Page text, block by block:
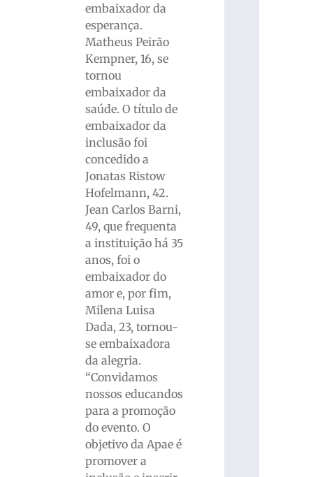
embaixador da
esperança.
Matheus Peirão
Kempner, 16, se
tornou
embaixador da
saúde. O título de
embaixador da
inclusão foi
concedido a
Jonatas Ristow
Hofelmann, 42.
Jean Carlos Barni,
49, que frequenta
a instituição há 35
anos, foi o
embaixador do
amor e, por fim,
Milena Luisa
Dada, 23, tornou-
se embaixadora
da alegria.
“Convidamos
nossos educandos
para a promoção
do evento. O
objetivo da Apae é
promover a